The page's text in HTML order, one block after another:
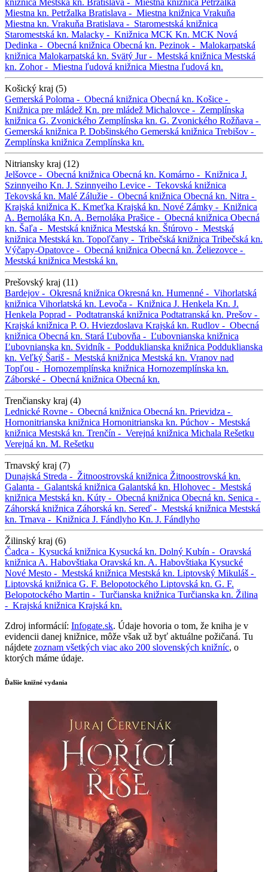
Miestna kn. Petržalka Bratislava - Miestna knižnica Vrakuňa
Miestna kn. Vrakuňa Bratislava - Staromestská knižnica
Staromestská kn. Malacky - Knižnica MCK Kn. MCK Nová
Dedinka - Obecná knižnica Obecná kn. Pezinok - Malokarpatská
knižnica Malokarpatská kn. Svätý Jur - Mestská knižnica Mestská
kn. Zohor - Miestna ľudová knižnica Miestna ľudová kn.
Košický kraj (5)
Gemerská Poloma - Obecná knižnica Obecná kn. Košice -
Knižnica pre mládež Kn. pre mládež Michalovce - Zemplínska
knižnica G. Zvonického Zemplínska kn. G. Zvonického Rožňava -
Gemerská knižnica P. Dobšinského Gemerská knižnica Trebišov -
Zemplínska knižnica Zemplínska kn.
Nitriansky kraj (12)
Jelšovce - Obecná knižnica Obecná kn. Komárno - Knižnica J.
Szinnyeiho Kn. J. Szinnyeiho Levice - Tekovská knižnica
Tekovská kn. Malé Zálužie - Obecná knižnica Obecná kn. Nitra -
Krajská knižnica K. Kmeťka Krajská kn. Nové Zámky - Knižnica
A. Bernoláka Kn. A. Bernoláka Prašice - Obecná knižnica Obecná
kn. Šaľa - Mestská knižnica Mestská kn. Štúrovo - Mestská
knižnica Mestská kn. Topoľčany - Tribečská knižnica Tribečská kn.
Výčapy-Opatovce - Obecná knižnica Obecná kn. Želiezovce -
Mestská knižnica Mestská kn.
Prešovský kraj (11)
Bardejov - Okresná knižnica Okresná kn. Humenné - Vihorlatská
knižnica Vihorlatská kn. Levoča - Knižnica J. Henkela Kn. J.
Henkela Poprad - Podtatranská knižnica Podtatranská kn. Prešov -
Krajská knižnica P. O. Hviezdoslava Krajská kn. Rudlov - Obecná
knižnica Obecná kn. Stará Ľubovňa - Ľubovnianska knižnica
Ľubovnianska kn. Svidník - Podduklianska knižnica Podduklianska
kn. Veľký Šariš - Mestská knižnica Mestská kn. Vranov nad
Topľou - Hornozemplínska knižnica Hornozemplínska kn.
Záborské - Obecná knižnica Obecná kn.
Trenčiansky kraj (4)
Lednické Rovne - Obecná knižnica Obecná kn. Prievidza -
Hornonitrianska knižnica Hornonitrianska kn. Púchov - Mestská
knižnica Mestská kn. Trenčín - Verejná knižnica Michala Rešetku
Verejná kn. M. Rešetku
Trnavský kraj (7)
Dunajská Streda - Žitnoostrovská knižnica Žitnoostrovská kn.
Galanta - Galantská knižnica Galantská kn. Hlohovec - Mestská
knižnica Mestská kn. Kúty - Obecná knižnica Obecná kn. Senica -
Záhorská knižnica Záhorská kn. Sereď - Mestská knižnica Mestská
kn. Trnava - Knižnica J. Fándlyho Kn. J. Fándlyho
Žilinský kraj (6)
Čadca - Kysucká knižnica Kysucká kn. Dolný Kubín - Oravská
knižnica A. Habovštiaka Oravská kn. A. Habovštiaka Kysucké
Nové Mesto - Mestská knižnica Mestská kn. Liptovský Mikuláš -
Liptovská knižnica G. F. Belopotockého Liptovská kn. G. F.
Belopotockého Martin - Turčianska knižnica Turčianska kn. Žilina
- Krajská knižnica Krajská kn.
Zdroj informácií: Infogate.sk. Údaje hovoria o tom, že kniha je v
evidencii danej knižnice, môže však už byť aktuálne požičaná. Tu
nájdete zoznam všetkých viac ako 200 slovenských knižníc, o
ktorých máme údaje.
Ďalšie knižné vydania